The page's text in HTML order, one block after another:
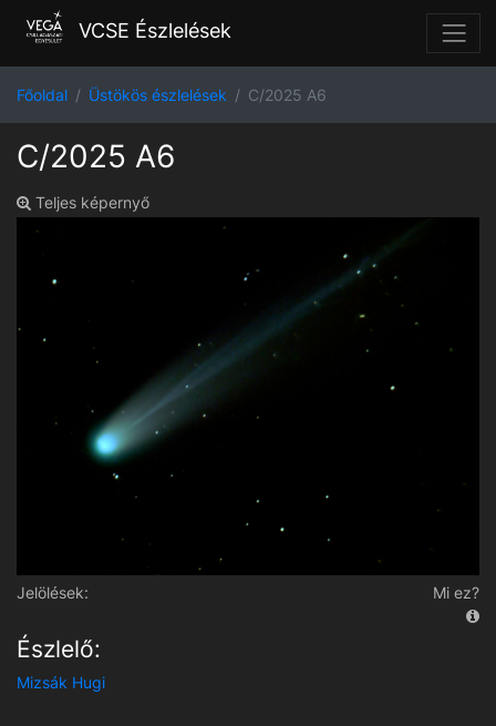
VCSE Észlelések
Főoldal Üstökös észlelések C/2025 A6
C/2025 A6
Teljes képernyő
Jelölések: Mi ez?
Észlelő:
Mizsák Hugi